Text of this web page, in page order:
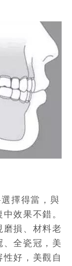
擇得當，與
效果不錯。
磨損、材料老
全瓷冠，美
好，美觀自